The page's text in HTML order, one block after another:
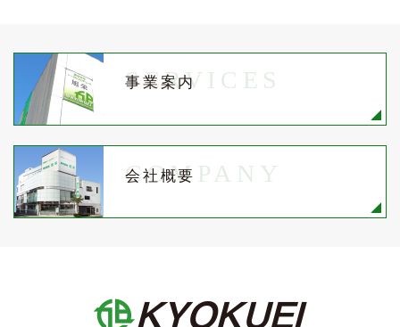
事業案内
SERVICES
会社概要
COMPANY